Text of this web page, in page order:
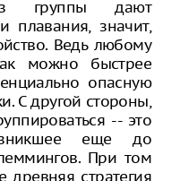
группы дают
плавания, значит,
Ведь любому
можно быстрее
опасную
С другой стороны,
-- это
еще до
При том
древняя стратегия